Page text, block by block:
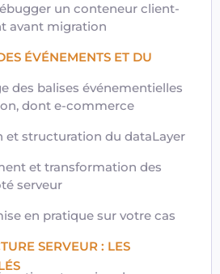
un conteneur client-
avant migration
ÉVÉNEMENTS ET DU
des balises événementielles
dont e-commerce
et structuration du dataLayer
et transformation des
serveur
en pratique sur votre cas
SERVEUR : LES